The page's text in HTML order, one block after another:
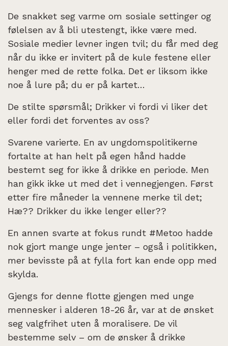
De snakket seg varme om sosiale settinger og
følelsen av å bli utestengt, ikke være med.
Sosiale medier levner ingen tvil; du får med deg
når du ikke er invitert på de kule festene eller
henger med de rette folka. Det er liksom ikke
noe å lure på; du er på kartet…
De stilte spørsmål; Drikker vi fordi vi liker det
eller fordi det forventes av oss?
Svarene varierte. En av ungdomspolitikerne
fortalte at han helt på egen hånd hadde
bestemt seg for ikke å drikke en periode. Men
han gikk ikke ut med det i vennegjengen. Først
etter fire måneder la vennene merke til det;
Hæ?? Drikker du ikke lenger eller??
En annen svarte at fokus rundt #Metoo hadde
nok gjort mange unge jenter – også i politikken,
mer bevisste på at fylla fort kan ende opp med
skylda.
Gjengs for denne flotte gjengen med unge
mennesker i alderen 18-26 år, var at de ønsket
seg valgfrihet uten å moralisere. De vil
bestemme selv – om de ønsker å drikke